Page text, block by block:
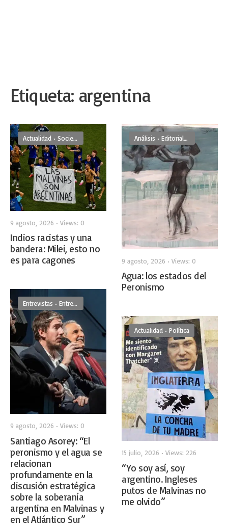
Etiqueta: argentina
Actualidad • Sociedad
9 agosto, 2026 • Views: 0
Indios racistas y una
bandera: Milei, esto no
es para cagones
Análisis • Editoriales
9 agosto, 2026 • Views: 0
Agua: los estados del
Peronismo
Entrevistas • Entrevistas De Frente
9 agosto, 2026 • Views: 0
Santiago Asorey: “El
peronismo y el agua se
relacionan
profundamente en la
discusión estratégica
sobre la soberanía
argentina en Malvinas y
en el Atlántico Sur”
Actualidad • Política
15 julio, 2026 • Views: 226
“Yo soy así, soy
argentino. Ingleses
putos de Malvinas no
me olvido”